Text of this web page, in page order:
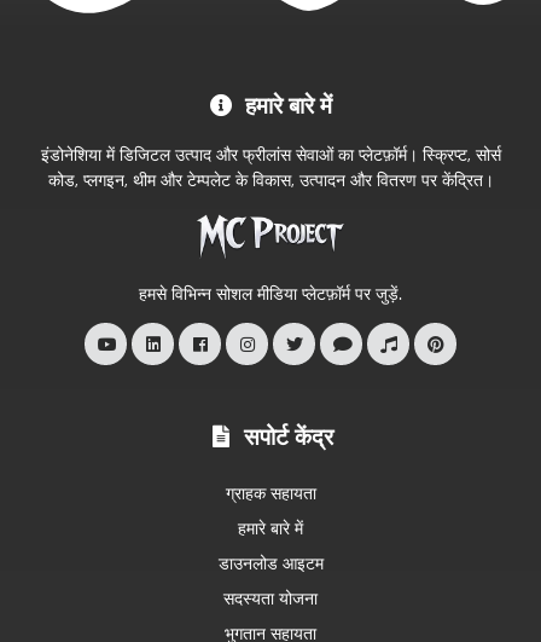
आधिकारिक
हमारे बारे में
इंडोनेशिया में डिजिटल उत्पाद और फ्रीलांस सेवाओं का प्लेटफ़ॉर्म। स्क्रिप्ट, सोर्स
कोड, प्लगइन, थीम और टेम्पलेट के विकास, उत्पादन और वितरण पर केंद्रित।
हमसे विभिन्न सोशल मीडिया प्लेटफ़ॉर्म पर जुड़ें.
सपोर्ट केंद्र
ग्राहक सहायता
हमारे बारे में
डाउनलोड आइटम
सदस्यता योजना
भुगतान सहायता